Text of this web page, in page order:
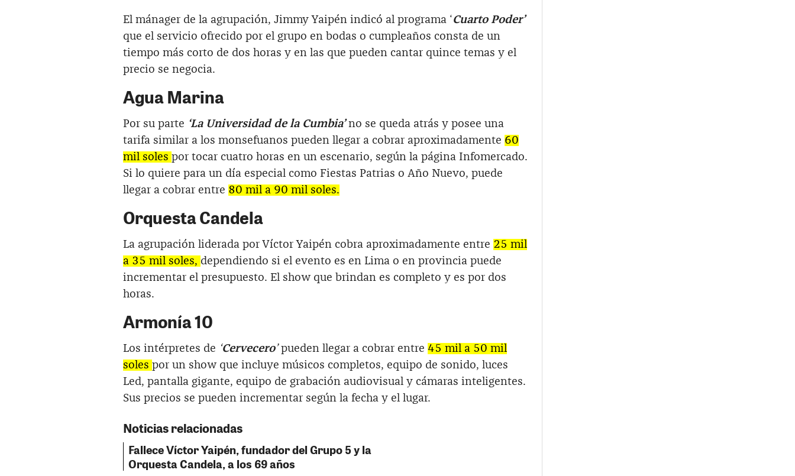
El mánager de la agrupación, Jimmy Yaipén indicó al programa ‘Cuarto Poder’
que el servicio ofrecido por el grupo en bodas o cumpleaños consta de un
tiempo más corto de dos horas y en las que pueden cantar quince temas y el
precio se negocia.
Agua Marina
Por su parte ‘La Universidad de la Cumbia’no se queda atrás y posee una
tarifa similar a los monsefuanos pueden llegar a cobrar aproximadamente 60
mil soles por tocar cuatro horas en un escenario, según la página Infomercado.
Si lo quiere para un día especial como Fiestas Patrias o Año Nuevo, puede
llegar a cobrar entre 80 mil a 90 mil soles.
Orquesta Candela
La agrupación liderada por Víctor Yaipén cobra aproximadamente entre 25 mil
a 35 mil soles, dependiendo si el evento es en Lima o en provincia puede
incrementar el presupuesto. El show que brindan es completo y es por dos
horas.
Armonía 10
Los intérpretes de ‘Cervecero’pueden llegar a cobrar entre 45 mil a 50 mil
soles por un show que incluye músicos completos, equipo de sonido, luces
Led, pantalla gigante, equipo de grabación audiovisual y cámaras inteligentes.
Sus precios se pueden incrementar según la fecha y el lugar.
Noticias relacionadas
Fallece Víctor Yaipén, fundador del Grupo 5 y la
Orquesta Candela, a los 69 años